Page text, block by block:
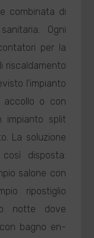
combinata di
Ogni
per la
riscaldamento
l'impianto
accollo o con
impianto split
La soluzione
disposta:
salone con
ripostiglio
notte dove
bagno en-